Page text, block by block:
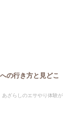
の行き方と見どこ
ざらしのエサやり体験が